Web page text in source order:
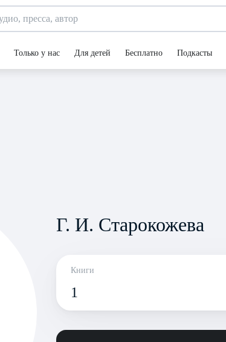
Только у нас Для детей Бесплатно Подкасты
Г. И. Старокожева
Книги
1